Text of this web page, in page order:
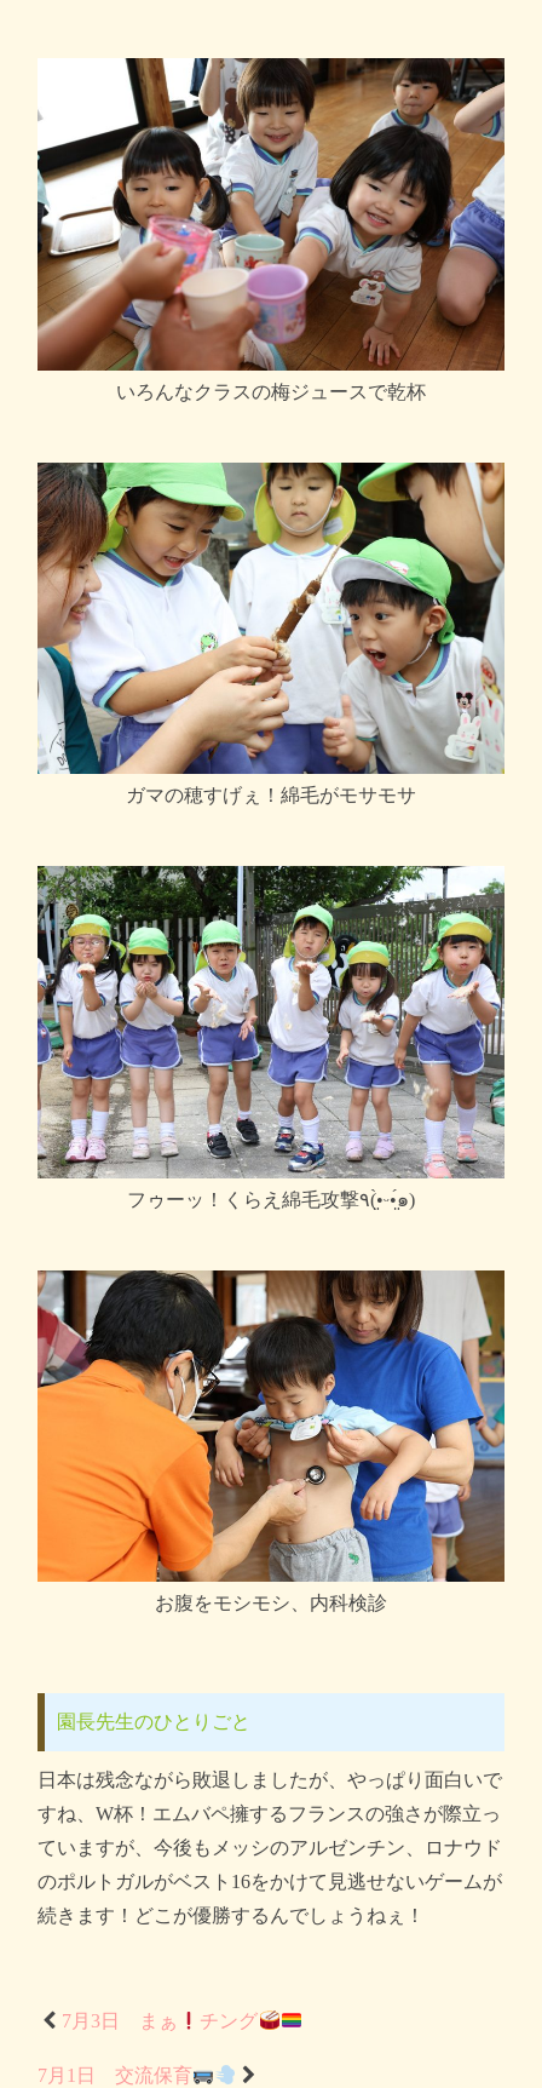
いろんなクラスの梅ジュースで乾杯
ガマの穂すげぇ！綿毛がモサモサ
フゥーッ！くらえ綿毛攻撃٩(•̤̀ᵕ•̤́๑)
お腹をモシモシ、内科検診
園長先生のひとりごと
日本は残念ながら敗退しましたが、やっぱり面白いで
すね、W杯！エムバペ擁するフランスの強さが際立っ
ていますが、今後もメッシのアルゼンチン、ロナウド
のポルトガルがベスト16をかけて見逃せないゲームが
続きます！どこが優勝するんでしょうねぇ！
7月3日 まぁ チング
7月1日 交流保育